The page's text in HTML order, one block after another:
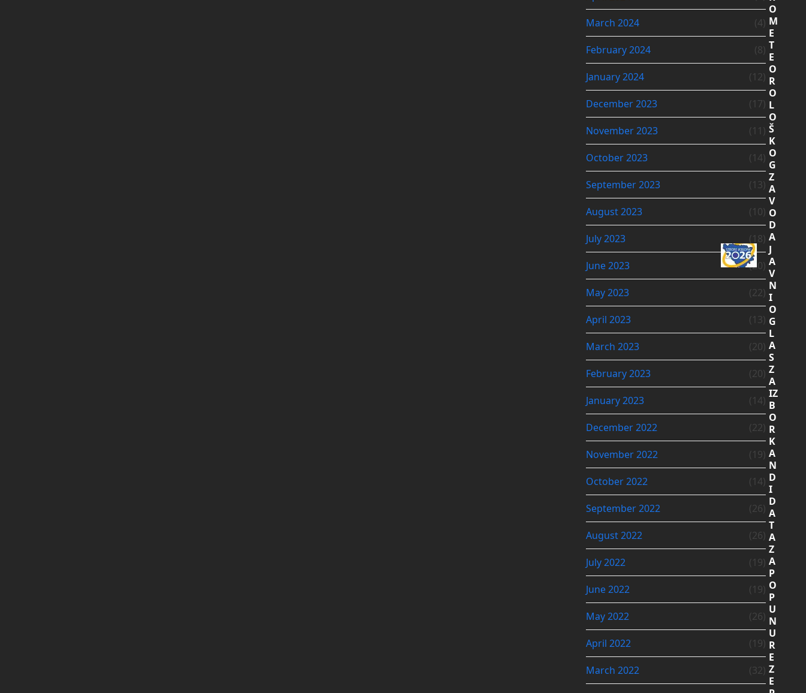
March 2024 (4)
February 2024 (8)
January 2024 (12)
December 2023 (17)
November 2023 (11)
October 2023 (14)
September 2023 (13)
August 2023 (10)
July 2023 (18)
June 2023 (20)
May 2023 (22)
April 2023 (13)
March 2023 (20)
February 2023 (20)
January 2023 (14)
December 2022 (22)
November 2022 (19)
October 2022 (14)
September 2022 (26)
August 2022 (26)
July 2022 (19)
June 2022 (19)
May 2022 (26)
April 2022 (19)
March 2022 (32)
O
M
E
T
E
O
R
O
L
O
Š
K
O
G
Z
A
V
O
D
A
J
A
V
N
I
O
G
L
A
S
Z
A
IZ
B
O
R
K
A
N
D
I
D
A
T
A
Z
A
P
O
P
U
N
U
R
E
Z
E